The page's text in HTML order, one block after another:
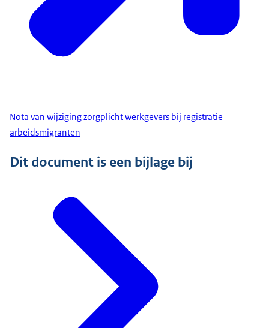
Nota van wijziging zorgplicht werkgevers bij registratie
arbeidsmigranten
Dit document is een bijlage bij